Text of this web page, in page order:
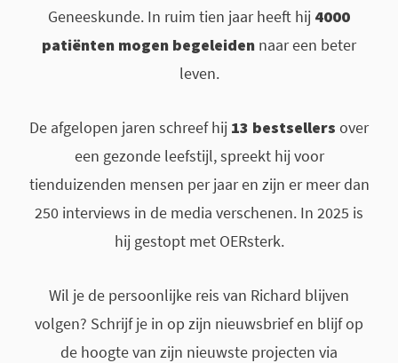
Geneeskunde. In ruim tien jaar heeft hij 4000
patiënten mogen begeleiden naar een beter
leven.
De afgelopen jaren schreef hij 13 bestsellers over
een gezonde leefstijl, spreekt hij voor
tienduizenden mensen per jaar en zijn er meer dan
250 interviews in de media verschenen. In 2025 is
hij gestopt met OERsterk.
Wil je de persoonlijke reis van Richard blijven
volgen? Schrijf je in op zijn nieuwsbrief en blijf op
de hoogte van zijn nieuwste projecten via